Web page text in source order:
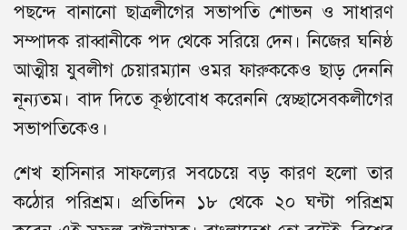
পছন্দে বানানো ছাত্রলীগের সভাপতি শোভন ও সাধারণ
সম্পাদক রাব্বানীকে পদ থেকে সরিয়ে দেন। নিজের ঘনিষ্ঠ
আত্মীয় যুবলীগ চেয়ারম্যান ওমর ফারুককেও ছাড় দেননি
নূন্যতম। বাদ দিতে কূণ্ঠাবোধ করেননি স্বেচ্ছাসেবকলীগের
সভাপতিকেও।
শেখ হাসিনার সাফল্যের সবচেয়ে বড় কারণ হলো তার
কঠোর পরিশ্রম। প্রতিদিন ১৮ থেকে ২০ ঘন্টা পরিশ্রম